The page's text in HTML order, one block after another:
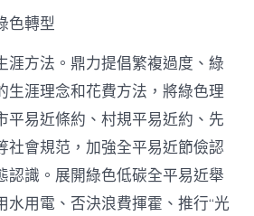
色轉型
涯方法。鼎力提倡繁複過度、綠
生涯理念和花費方法，將綠色理
平易近條約、村規平易近約、先
社會規范，加強全平易近節儉認
認識。展開綠色低碳全平易近舉
水用電、否決浪費揮霍、推行“光